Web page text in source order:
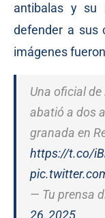
antibalas y su
defender a sus
imágenes
Una oficial
abatió a dos
granada en
https://t.co/
— Tu prensa